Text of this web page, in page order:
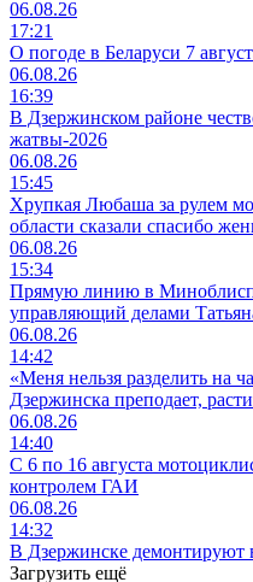
06.08.26
17:21
О погоде в Беларуси 7
06.08.26
16:39
В Дзержинском районе
жатвы-2026
06.08.26
15:45
Хрупкая Любаша за рулем
области сказали спасибо
06.08.26
15:34
Прямую линию в
управляющий делами
06.08.26
14:42
«Меня нельзя разделить на
Дзержинска преподает,
06.08.26
14:40
С 6 по 16 августа
контролем ГАИ
06.08.26
14:32
В Дзержинске демонтируют
Загрузить ещё